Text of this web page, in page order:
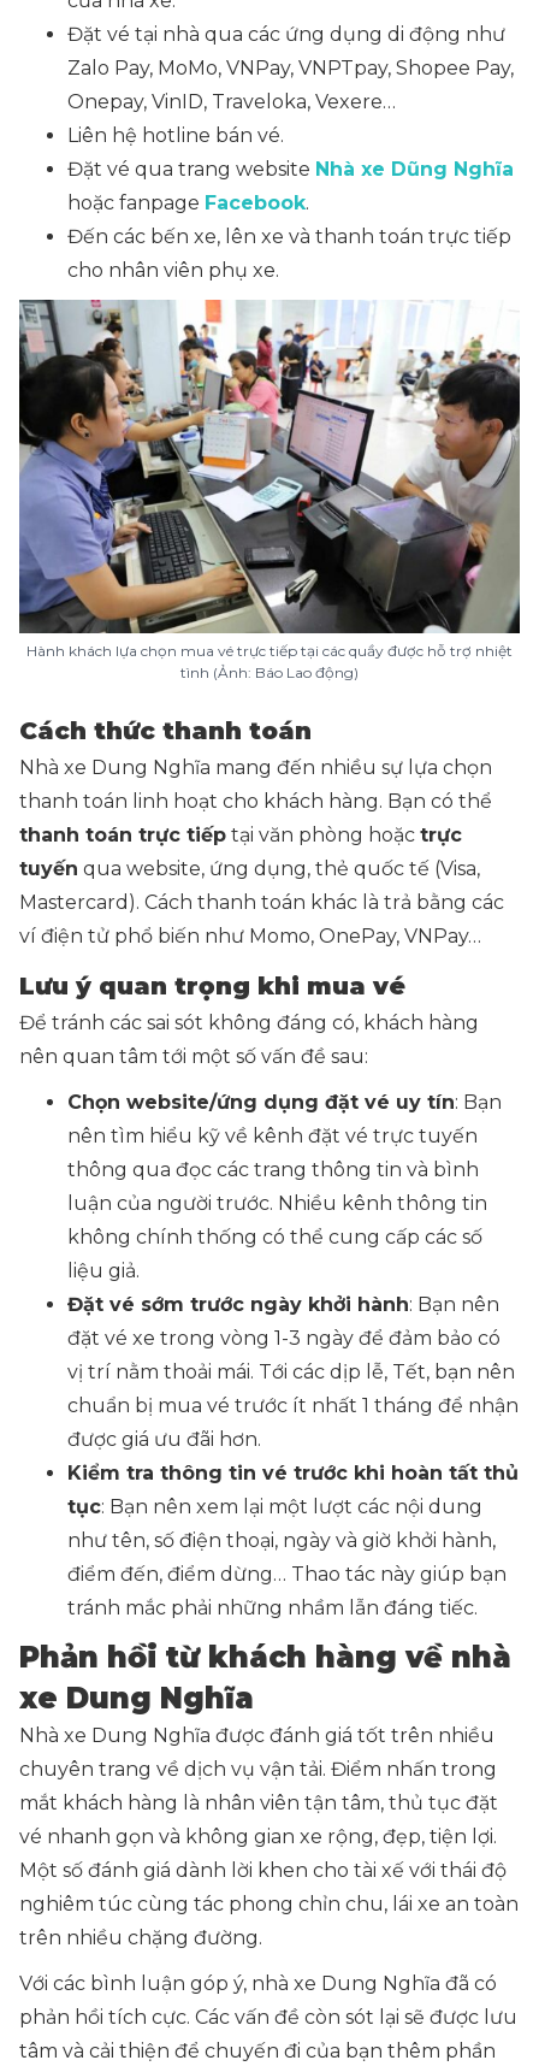
Đặt vé tại nhà qua các ứng dụng di động như
Zalo Pay, MoMo, VNPay, VNPTpay, Shopee Pay,
Onepay, VinID, Traveloka, Vexere…
Liên hệ hotline bán vé.
Đặt vé qua trang website Nhà xe Dũng Nghĩa
hoặc fanpage Facebook.
Đến các bến xe, lên xe và thanh toán trực tiếp
cho nhân viên phụ xe.
Hành khách lựa chọn mua vé trực tiếp tại các quầy được hỗ trợ nhiệt
tình (Ảnh: Báo Lao động)
Cách thức thanh toán
Nhà xe Dung Nghĩa mang đến nhiều sự lựa chọn
thanh toán linh hoạt cho khách hàng. Bạn có thể
thanh toán trực tiếp tại văn phòng hoặc trực
tuyến qua website, ứng dụng, thẻ quốc tế (Visa,
Mastercard). Cách thanh toán khác là trả bằng các
ví điện tử phổ biến như Momo, OnePay, VNPay…
Lưu ý quan trọng khi mua vé
Để tránh các sai sót không đáng có, khách hàng
nên quan tâm tới một số vấn đề sau:
Chọn website/ứng dụng đặt vé uy tín: Bạn
nên tìm hiểu kỹ về kênh đặt vé trực tuyến
thông qua đọc các trang thông tin và bình
luận của người trước. Nhiều kênh thông tin
không chính thống có thể cung cấp các số
liệu giả.
Đặt vé sớm trước ngày khởi hành: Bạn nên
đặt vé xe trong vòng 1-3 ngày để đảm bảo có
vị trí nằm thoải mái. Tới các dịp lễ, Tết, bạn nên
chuẩn bị mua vé trước ít nhất 1 tháng để nhận
được giá ưu đãi hơn.
Kiểm tra thông tin vé trước khi hoàn tất thủ
tục: Bạn nên xem lại một lượt các nội dung
như tên, số điện thoại, ngày và giờ khởi hành,
điểm đến, điểm dừng… Thao tác này giúp bạn
tránh mắc phải những nhầm lẫn đáng tiếc.
Phản hồi từ khách hàng về nhà
xe Dung Nghĩa
Nhà xe Dung Nghĩa được đánh giá tốt trên nhiều
chuyên trang về dịch vụ vận tải. Điểm nhấn trong
mắt khách hàng là nhân viên tận tâm, thủ tục đặt
vé nhanh gọn và không gian xe rộng, đẹp, tiện lợi.
Một số đánh giá dành lời khen cho tài xế với thái độ
nghiêm túc cùng tác phong chỉn chu, lái xe an toàn
trên nhiều chặng đường.
Với các bình luận góp ý, nhà xe Dung Nghĩa đã có
phản hồi tích cực. Các vấn đề còn sót lại sẽ được lưu
tâm và cải thiện để chuyến đi của bạn thêm phần